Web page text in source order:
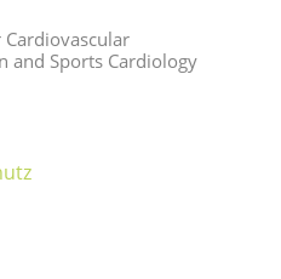
and Sports Cardiology